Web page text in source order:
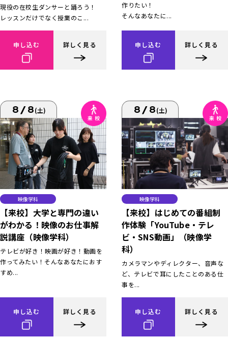
現役の在校生ダンサーと踊ろう！
レッスンだけでなく授業のこ...
申し込む 詳しく見る
作りたい！
そんなあなたに...
申し込む 詳しく見る
8/8(土)
映像学科
【来校】大学と専門の違い
がわかる！映像のお仕事解
説講座（映像学科）
テレビが好き！映画が好き！動画を
作ってみたい！そんなあなたにおす
すめ...
申し込む 詳しく見る
8/8(土)
映像学科
【来校】はじめての番組制
作体験「YouTube・テレ
ビ・SNS動画」（映像学
科）
カメラマンやディレクター、音声な
ど、テレビで耳にしたことのある仕
事を...
申し込む 詳しく見る